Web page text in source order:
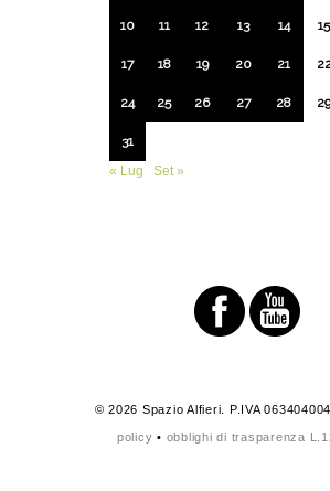
10 11 12 13 14 15
17 18 19 20 21
24 25 26 27 28 29
31
« Lug
Set »
© 2026 Spazio Alfieri. P.IVA
policy • obblighi di trasparenza